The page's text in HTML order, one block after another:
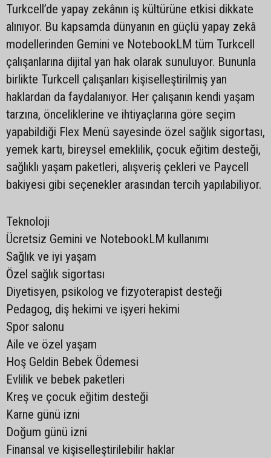
Turkcell’de yapay zekânın iş kültürüne etkisi dikkate
alınıyor. Bu kapsamda dünyanın en güçlü yapay zekâ
modellerinden Gemini ve NotebookLM tüm Turkcell
çalışanlarına dijital yan hak olarak sunuluyor. Bununla
birlikte Turkcell çalışanları kişiselleştirilmiş yan
haklardan da faydalanıyor. Her çalışanın kendi yaşam
tarzına, önceliklerine ve ihtiyaçlarına göre seçim
yapabildiği Flex Menü sayesinde özel sağlık sigortası,
yemek kartı, bireysel emeklilik, çocuk eğitim desteği,
sağlıklı yaşam paketleri, alışveriş çekleri ve Paycell
bakiyesi gibi seçenekler arasından tercih yapılabiliyor.
Teknoloji
Ücretsiz Gemini ve NotebookLM kullanımı
Sağlık ve iyi yaşam
Özel sağlık sigortası
Diyetisyen, psikolog ve fizyoterapist desteği
Pedagog, diş hekimi ve işyeri hekimi
Spor salonu
Aile ve özel yaşam
Hoş Geldin Bebek Ödemesi
Evlilik ve bebek paketleri
Kreş ve çocuk eğitim desteği
Karne günü izni
Doğum günü izni
Finansal ve kişiselleştirilebilir haklar